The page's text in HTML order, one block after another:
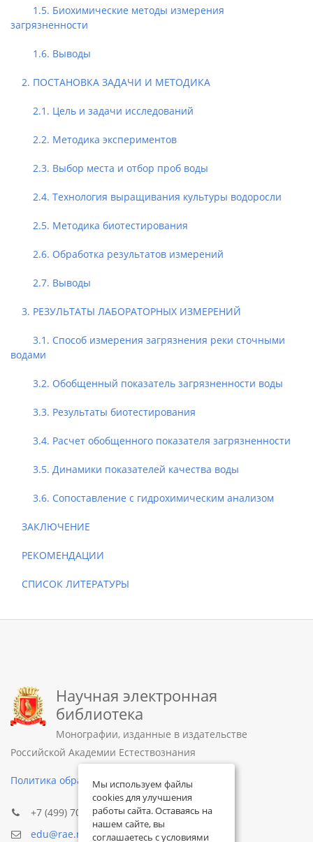
1.5. Биохимические методы измерения
загрязненности
1.6. Выводы
2. ПОСТАНОВКА ЗАДАЧИ И МЕТОДИКА
2.1. Цель и задачи исследований
2.2. Методика экспериментов
2.3. Выбор места и отбор проб воды
2.4. Технология выращивания культуры водоросли
2.5. Методика биотестирования
2.6. Обработка результатов измерений
2.7. Выводы
3. РЕЗУЛЬТАТЫ ЛАБОРАТОРНЫХ ИЗМЕРЕНИЙ
3.1. Способ измерения загрязнения реки сточными
водами
3.2. Обобщенный показатель загрязненности воды
3.3. Результаты биотестирования
3.4. Расчет обобщенного показателя загрязненности
3.5. Динамики показателей качества воды
3.6. Сопоставление с гидрохимическим анализом
ЗАКЛЮЧЕНИЕ
РЕКОМЕНДАЦИИ
СПИСОК ЛИТЕРАТУРЫ
Научная электронная
библиотека
Монографии, изданные в издательстве
Российской Академии Естествознания
Политика обработки персональных данных
+7 (499) 705-72-30
edu@rae.ru
Мы используем файлы
cookies для улучшения
работы сайта. Оставаясь на
нашем сайте, вы
соглашаетесь с условиями